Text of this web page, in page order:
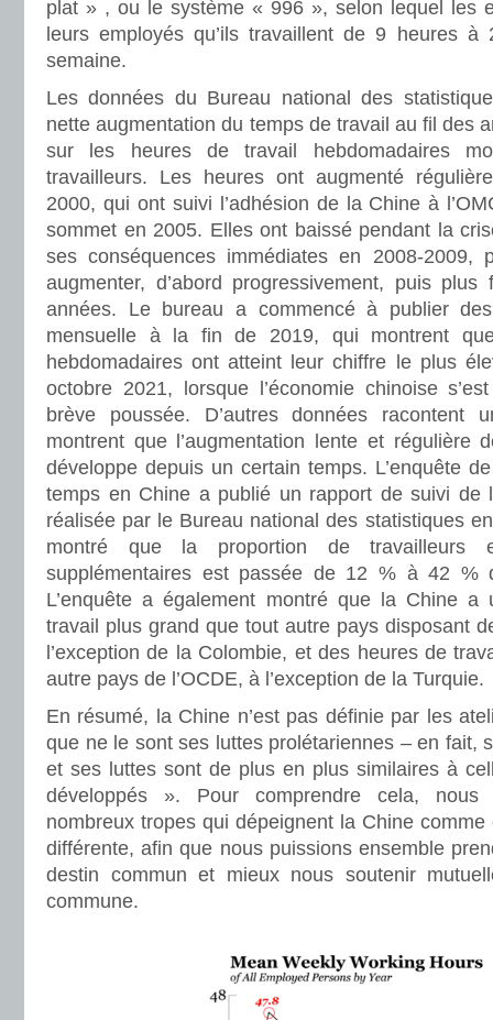
plat » , ou le système « 996 », selon lequel les
leurs employés qu’ils travaillent de 9 heures
semaine.
Les données du Bureau national des
nette augmentation du temps de travail au fil des
sur les heures de travail hebdomadaires
travailleurs. Les heures ont augmenté
2000, qui ont suivi l’adhésion de la Chine à
sommet en 2005. Elles ont baissé pendant la
ses conséquences immédiates en 2008-2009,
augmenter, d’abord progressivement, puis plus
années. Le bureau a commencé à publier
mensuelle à la fin de 2019, qui montrent
hebdomadaires ont atteint leur chiffre le plus
octobre 2021, lorsque l’économie chinoise
brève poussée. D’autres données racontent
montrent que l’augmentation lente et régulière
développe depuis un certain temps. L’enquête
temps en Chine a publié un rapport de suivi de
réalisée par le Bureau national des statistiques
montré que la proportion de travailleurs
supplémentaires est passée de 12 % à 42 %
L’enquête a également montré que la Chine a
travail plus grand que tout autre pays disposant
l’exception de la Colombie, et des heures de
autre pays de l’OCDE, à l’exception de la Turquie.
En résumé, la Chine n’est pas définie par les
que ne le sont ses luttes prolétariennes – en fait,
et ses luttes sont de plus en plus similaires à
développés ». Pour comprendre cela, nous
nombreux tropes qui dépeignent la Chine
différente, afin que nous puissions ensemble
destin commun et mieux nous soutenir
commune.